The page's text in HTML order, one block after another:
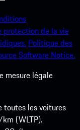
protection de la vie
Politique des
Software Notice.
mesure légale
toutes les voitures
km (WLTP).